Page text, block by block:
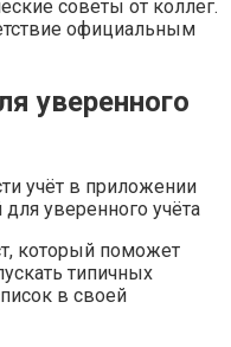
советы от коллег.
официальным
уверенного
который поможет
типичных
в своей